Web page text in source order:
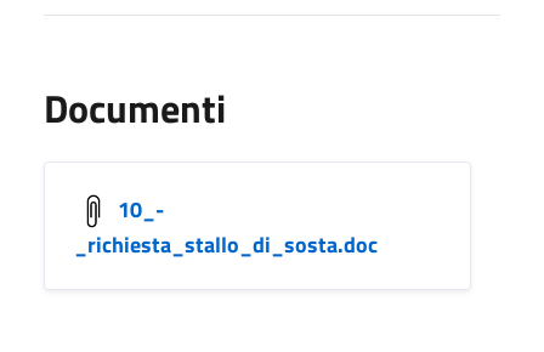
Documenti
10_-
_richiesta_stallo_di_sosta.doc